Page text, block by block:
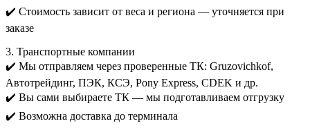
✔️ Стоимость зависит от веса и региона — уточняется при
заказе
3. Транспортные компании
✔️ Мы отправляем через проверенные ТК: Gruzovichkof,
Автотрейдинг, ПЭК, КСЭ, Pony Express, CDEK и др.
✔️ Вы сами выбираете ТК — мы подготавливаем отгрузку
✔️ Возможна доставка до терминала